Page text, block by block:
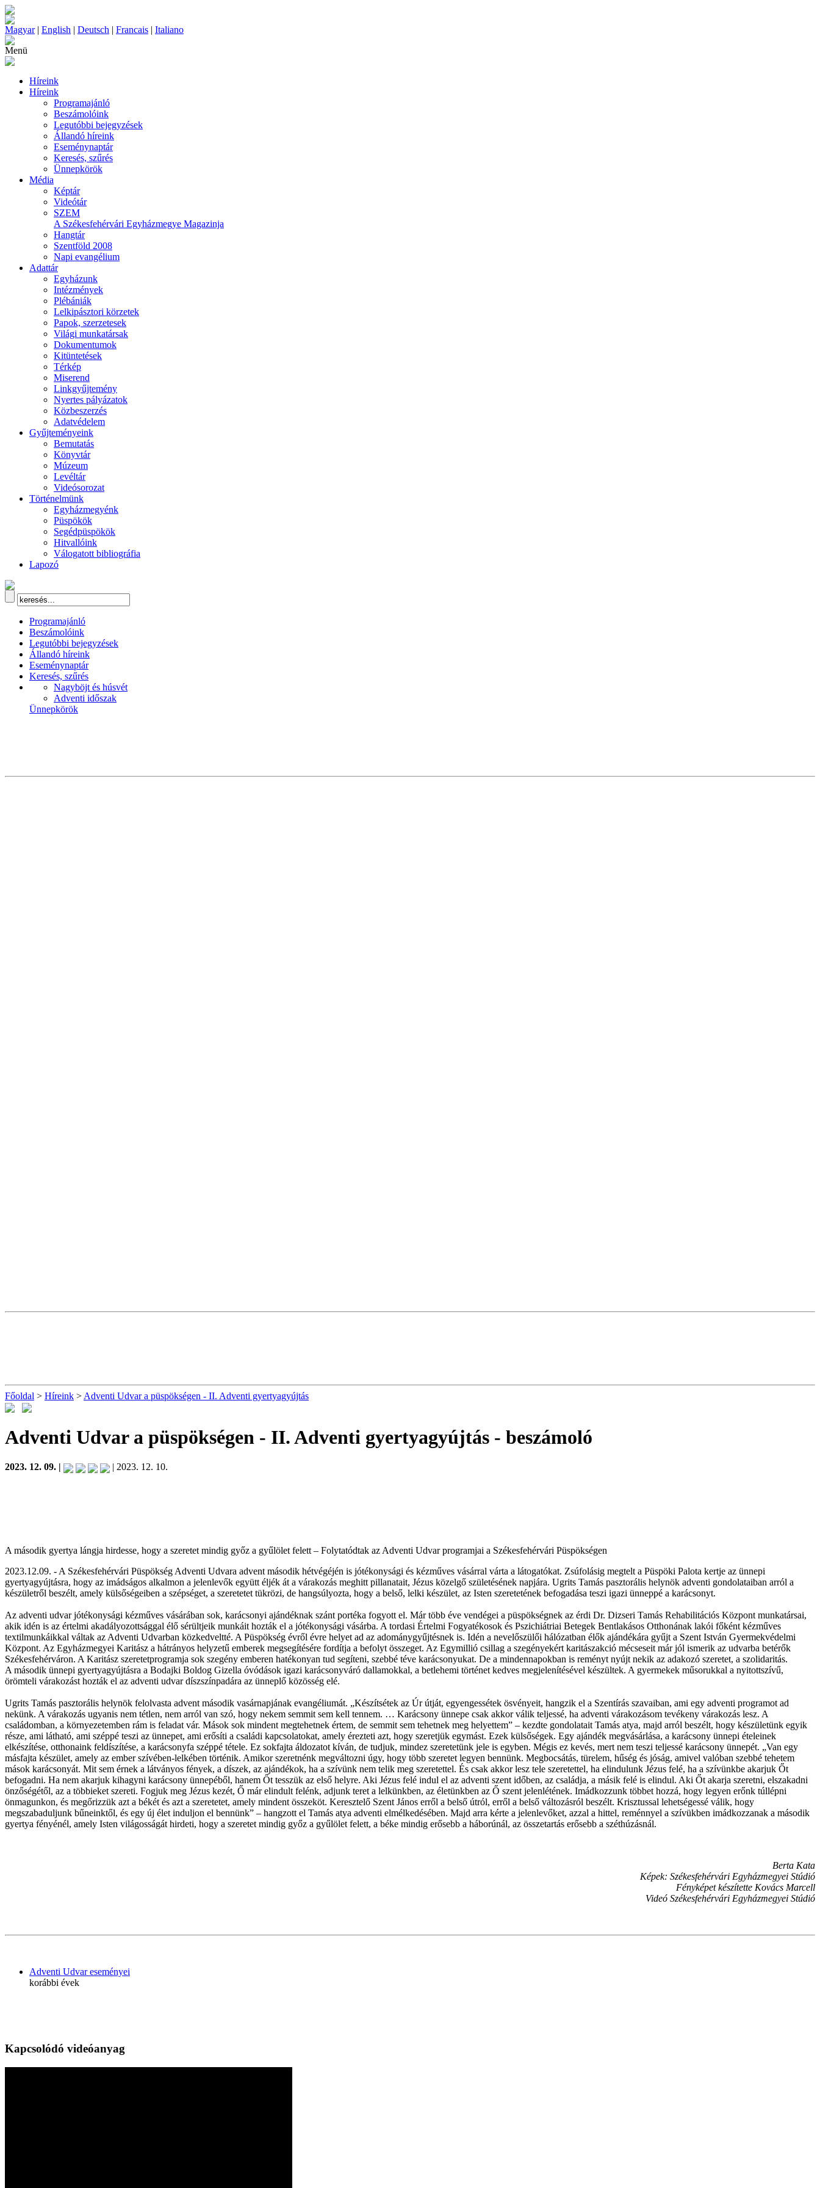
Magyar| English | Deutsch | Francais | Italiano
Menü
Híreink
Híreink
Programajánló
Beszámolóink
Legutóbbi bejegyzések
Állandó híreink
Eseménynaptár
Keresés, szűrés
Ünnepkörök
Média
Képtár
Videótár
SZEM
A Székesfehérvári Egyházmegye Magazinja
Hangtár
Szentföld 2008
Napi evangélium
Adattár
Egyházunk
Intézmények
Plébániák
Lelkipásztori körzetek
Papok, szerzetesek
Világi munkatársak
Dokumentumok
Kitüntetések
Térkép
Miserend
Linkgyűjtemény
Nyertes pályázatok
Közbeszerzés
Adatvédelem
Gyűjteményeink
Bemutatás
Könyvtár
Múzeum
Levéltár
Videósorozat
Történelmünk
Egyházmegyénk
Püspökök
Segédpüspökök
Hitvallóink
Válogatott bibliográfia
Lapozó
Programajánló
Beszámolóink
Legutóbbi bejegyzések
Állandó híreink
Eseménynaptár
Keresés, szűrés
Nagyböjt és húsvét
Adventi időszak
Ünnepkörök
Főoldal > Híreink > Adventi Udvar a püspökségen - II. Adventi gyertyagyújtás
Adventi Udvar a püspökségen - II. Adventi gyertyagyújtás - beszámoló
2023. 12. 09. | | 2023. 12. 10.
A második gyertya lángja hirdesse, hogy a szeretet mindig győz a gyűlölet felett – Folytatódtak az Adventi Udvar programjai a Székesfehérvári Püspökségen
2023.12.09. - A Székesfehérvári Püspökség Adventi Udvara advent második hétvégéjén is jótékonysági és kézműves vásárral várta a látogatókat. Zsúfolásig megtelt a Püspöki Palota kertje az ünnepi
gyertyagyújtásra, hogy az imádságos alkalmon a jelenlevők együtt éljék át a várakozás meghitt pillanatait, Jézus közelgő születésének napjára. Ugrits Tamás pasztorális helynök adventi gondolataiban arról a
készületről beszélt, amely külsőségeiben a szépséget, a szeretetet tükrözi, de hangsúlyozta, hogy a belső, lelki készület, az Isten szeretetének befogadása teszi igazi ünneppé a karácsonyt.
Az adventi udvar jótékonysági kézműves vásárában sok, karácsonyi ajándéknak szánt portéka fogyott el. Már több éve vendégei a püspökségnek az érdi Dr. Dizseri Tamás Rehabilitációs Központ munkatársai,
akik idén is az értelmi akadályozottsággal élő sérültjeik munkáit hozták el a jótékonysági vásárba. A tordasi Értelmi Fogyatékosok és Pszichiátriai Betegek Bentlakásos Otthonának lakói főként kézműves
textilmunkáikkal váltak az Adventi Udvarban közkedveltté. A Püspökség évről évre helyet ad az adománygyűjtésnek is. Idén a nevelőszülői hálózatban élők ajándékára gyűjt a Szent István Gyermekvédelmi
Központ. Az Egyházmegyei Karitász a hátrányos helyzetű emberek megsegítésére fordítja a befolyt összeget. Az Egymillió csillag a szegényekért karitászakció mécseseit már jól ismerik az udvarba betérők
Székesfehérváron. A Karitász szeretetprogramja sok szegény emberen hatékonyan tud segíteni, szebbé téve karácsonyukat. De a mindennapokban is reményt nyújt nekik az adakozó szeretet, a szolidaritás.
A második ünnepi gyertyagyújtásra a Bodajki Boldog Gizella óvódások igazi karácsonyváró dallamokkal, a betlehemi történet kedves megjelenítésével készültek. A gyermekek műsorukkal a nyitottszívű,
örömteli várakozást hozták el az adventi udvar díszszínpadára az ünneplő közösség elé.
Ugrits Tamás pasztorális helynök felolvasta advent második vasárnapjának evangéliumát. „Készítsétek az Úr útját, egyengessétek ösvényeit, hangzik el a Szentírás szavaiban, ami egy adventi programot ad
nekünk. A várakozás ugyanis nem tétlen, nem arról van szó, hogy nekem semmit sem kell tennem. … Karácsony ünnepe csak akkor válik teljessé, ha adventi várakozásom tevékeny várakozás lesz. A
családomban, a környezetemben rám is feladat vár. Mások sok mindent megtehetnek értem, de semmit sem tehetnek meg helyettem” – kezdte gondolatait Tamás atya, majd arról beszélt, hogy készületünk egyik
része, ami látható, ami széppé teszi az ünnepet, ami erősíti a családi kapcsolatokat, amely érezteti azt, hogy szeretjük egymást. Ezek külsőségek. Egy ajándék megvásárlása, a karácsony ünnepi ételeinek
elkészítése, otthonaink feldíszítése, a karácsonyfa széppé tétele. Ez sokfajta áldozatot kíván, de tudjuk, mindez szeretetünk jele is egyben. Mégis ez kevés, mert nem teszi teljessé karácsony ünnepét. „Van egy
másfajta készület, amely az ember szívében-lelkében történik. Amikor szeretnénk megváltozni úgy, hogy több szeretet legyen bennünk. Megbocsátás, türelem, hűség és jóság, amivel valóban szebbé tehetem
mások karácsonyát. Mit sem érnek a látványos fények, a díszek, az ajándékok, ha a szívünk nem telik meg szeretettel. És csak akkor lesz tele szeretettel, ha elindulunk Jézus felé, ha a szívünkbe akarjuk Őt
befogadni. Ha nem akarjuk kihagyni karácsony ünnepéből, hanem Őt tesszük az első helyre. Aki Jézus felé indul el az adventi szent időben, az családja, a másik felé is elindul. Aki Őt akarja szeretni, elszakadni
önzőségétől, az a többieket szereti. Fogjuk meg Jézus kezét, Ő már elindult felénk, adjunk teret a lelkünkben, az életünkben az Ő szent jelenlétének. Imádkozzunk többet hozzá, hogy legyen erőnk túllépni
önmagunkon, és megőrizzük azt a békét és azt a szeretetet, amely mindent összeköt. Keresztelő Szent János erről a belső útról, erről a belső változásról beszélt. Krisztussal lehetségessé válik, hogy
megszabaduljunk bűneinktől, és egy új élet induljon el bennünk” – hangzott el Tamás atya adventi elmélkedésében. Majd arra kérte a jelenlevőket, azzal a hittel, reménnyel a szívükben imádkozzanak a második
gyertya fényénél, amely Isten világosságát hirdeti, hogy a szeretet mindig győz a gyűlölet felett, a béke mindig erősebb a háborúnál, az összetartás erősebb a széthúzásnál.
Berta Kata
Képek: Székesfehérvári Egyházmegyei Stúdió
Fényképet készítette Kovács Marcell
Videó Székesfehérvári Egyházmegyei Stúdió
Adventi Udvar eseményei
korábbi évek
Kapcsolódó videóanyag